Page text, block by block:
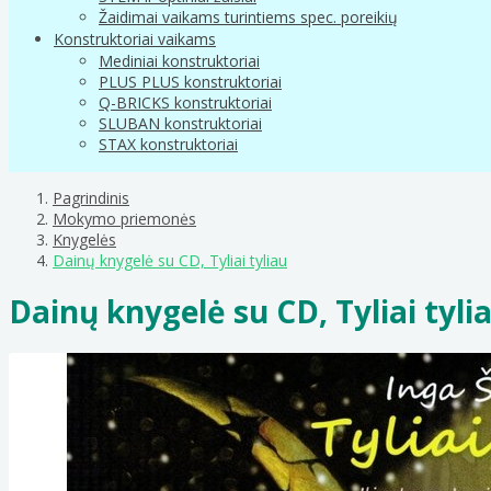
Žaidimai vaikams turintiems spec. poreikių
Konstruktoriai vaikams
Mediniai konstruktoriai
PLUS PLUS konstruktoriai
Q-BRICKS konstruktoriai
SLUBAN konstruktoriai
STAX konstruktoriai
Pagrindinis
Mokymo priemonės
Knygelės
Dainų knygelė su CD, Tyliai tyliau
Dainų knygelė su CD, Tyliai